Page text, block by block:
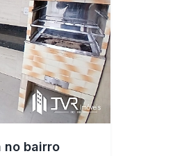
no bairro